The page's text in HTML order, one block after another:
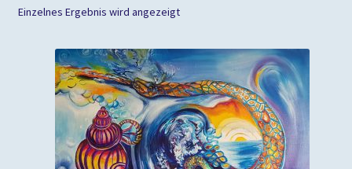
Einzelnes Ergebnis wird angezeigt